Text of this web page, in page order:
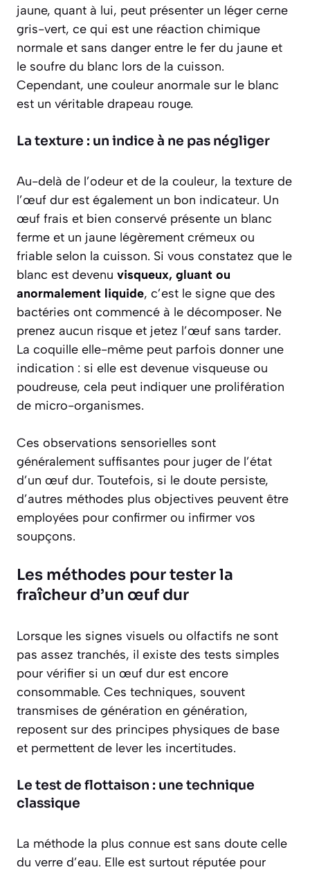
jaune, quant à lui, peut présenter un léger cerne
gris-vert, ce qui est une réaction chimique
normale et sans danger entre le fer du jaune et
le soufre du blanc lors de la cuisson.
Cependant, une couleur anormale sur le blanc
est un véritable drapeau rouge.
La texture : un indice à ne pas négliger
Au-delà de l’odeur et de la couleur, la texture de
l’œuf dur est également un bon indicateur. Un
œuf frais et bien conservé présente un blanc
ferme et un jaune légèrement crémeux ou
friable selon la cuisson. Si vous constatez que le
blanc est devenu visqueux, gluant ou
anormalement liquide, c’est le signe que des
bactéries ont commencé à le décomposer. Ne
prenez aucun risque et jetez l’œuf sans tarder.
La coquille elle-même peut parfois donner une
indication : si elle est devenue visqueuse ou
poudreuse, cela peut indiquer une prolifération
de micro-organismes.
Ces observations sensorielles sont
généralement suffisantes pour juger de l’état
d’un œuf dur. Toutefois, si le doute persiste,
d’autres méthodes plus objectives peuvent être
employées pour confirmer ou infirmer vos
soupçons.
Les méthodes pour tester la
fraîcheur d’un œuf dur
Lorsque les signes visuels ou olfactifs ne sont
pas assez tranchés, il existe des tests simples
pour vérifier si un œuf dur est encore
consommable. Ces techniques, souvent
transmises de génération en génération,
reposent sur des principes physiques de base
et permettent de lever les incertitudes.
Le test de flottaison : une technique
classique
La méthode la plus connue est sans doute celle
du verre d’eau. Elle est surtout réputée pour